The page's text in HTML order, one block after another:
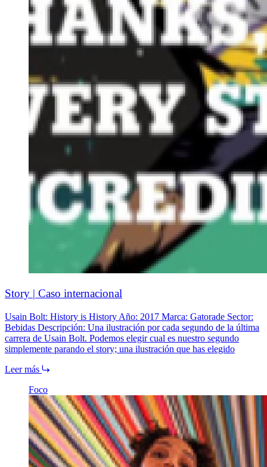
Story | Caso internacional
Usain Bolt: History is History Año: 2017 Marca: Gatorade Sector:
Bebidas Descripción: Una ilustración por cada segundo de la última
carrera de Usain Bolt. Podemos elegir cual es nuestro segundo
simplemente parando el story; una ilustración que has elegido
Leer más
Foco